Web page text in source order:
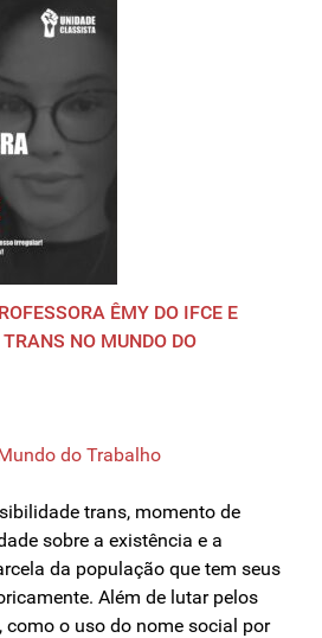
ÊMY DO IFCE E
NO MUNDO DO
do Trabalho
trans, momento de
sobre a existência e a
da população que tem seus
Além de lutar pelos
o uso do nome social por